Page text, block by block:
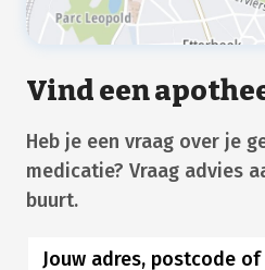
Vind een
Heb je een vraag over je
medicatie? Vraag advies
buurt.